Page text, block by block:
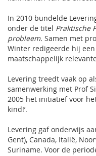
In 2010 bundelde
onder de titel Praktische
probleem. Samen met
Winter redigeerde hij
maatschappelijk
Levering treedt vaak op
samenwerking met Prof
2005 het initiatief voor
kind!’.
Levering gaf onderwijs
Gent), Canada, Italië,
Suriname. Voor de